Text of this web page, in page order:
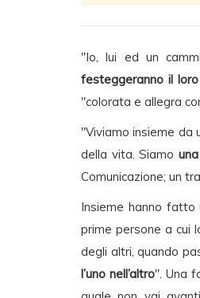
"Io, lui ed un
festeggeranno il
"colorata e allegra
"Viviamo insieme da
della vita. Siamo
Comunicazione; un
Insieme hanno fatto
prime persone a cui
degli altri, quando
l’uno nell’altro". Una